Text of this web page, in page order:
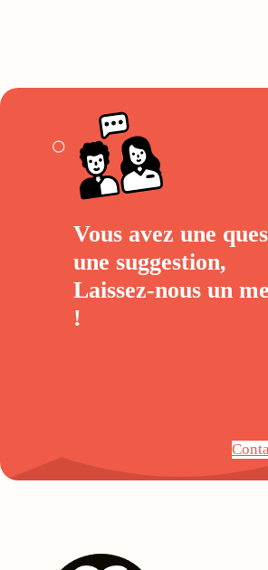
Vous avez une
une suggestion,
Laissez-nous un
!